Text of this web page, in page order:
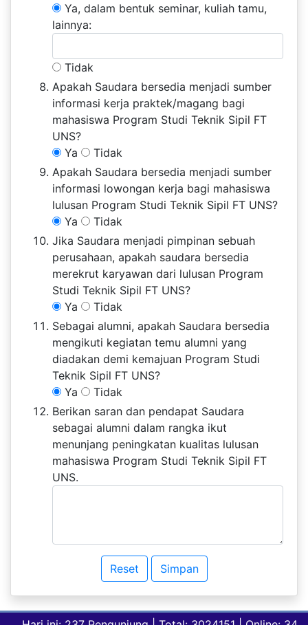
Ya, dalam bentuk seminar, kuliah tamu,
lainnya:
Tidak
Apakah Saudara bersedia menjadi sumber
informasi kerja praktek/magang bagi
mahasiswa Program Studi Teknik Sipil FT
UNS?
Ya
Tidak
Apakah Saudara bersedia menjadi sumber
informasi lowongan kerja bagi mahasiswa
lulusan Program Studi Teknik Sipil FT UNS?
Ya
Tidak
Jika Saudara menjadi pimpinan sebuah
perusahaan, apakah saudara bersedia
merekrut karyawan dari lulusan Program
Studi Teknik Sipil FT UNS?
Ya
Tidak
Sebagai alumni, apakah Saudara bersedia
mengikuti kegiatan temu alumni yang
diadakan demi kemajuan Program Studi
Teknik Sipil FT UNS?
Ya
Tidak
Berikan saran dan pendapat Saudara
sebagai alumni dalam rangka ikut
menunjang peningkatan kualitas lulusan
mahasiswa Program Studi Teknik Sipil FT
UNS.